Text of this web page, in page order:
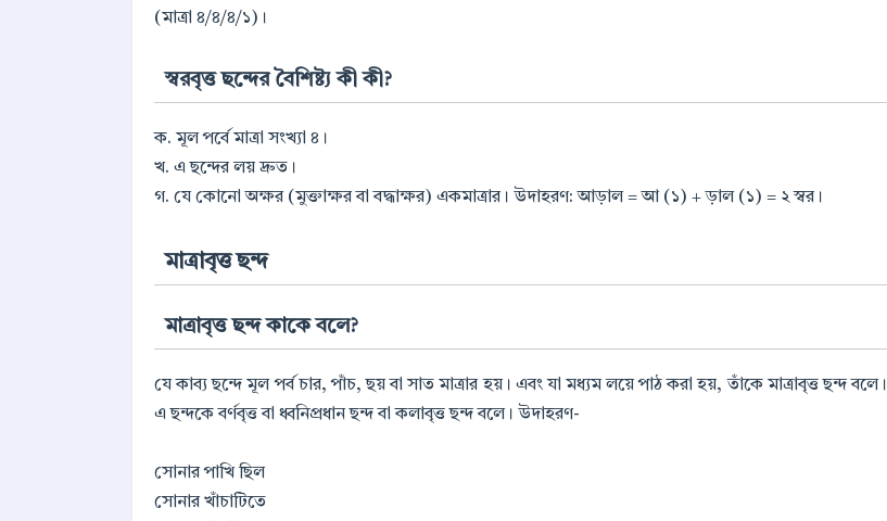
(মাত্রা ৪/৪/৪/১)।
স্বরবৃত্ত ছন্দের বৈশিষ্ট্য কী কী?
ক. মূল পর্বে মাত্রা সংখ্যা ৪।
খ. এ ছন্দের লয় দ্রুত।
গ. যে কোনো অক্ষর (মুক্তাক্ষর বা বদ্ধাক্ষর) একমাত্রার। উদাহরণ: আড়াল = আ (১) + ড়াল (১) = ২ স্বর।
মাত্রাবৃত্ত ছন্দ
মাত্রাবৃত্ত ছন্দ কাকে বলে?
যে কাব্য ছন্দে মূল পর্ব চার, পাঁচ, ছয় বা সাত মাত্রার হয়। এবং যা মধ্যম লয়ে পাঠ করা হয়, তাঁকে মাত্রাবৃত্ত ছন্দ বলে।
এ ছন্দকে বর্ণবৃত্ত বা ধ্বনিপ্রধান ছন্দ বা কলাবৃত্ত ছন্দ বলে। উদাহরণ-
সোনার পাখি ছিল
সোনার খাঁচাটিতে